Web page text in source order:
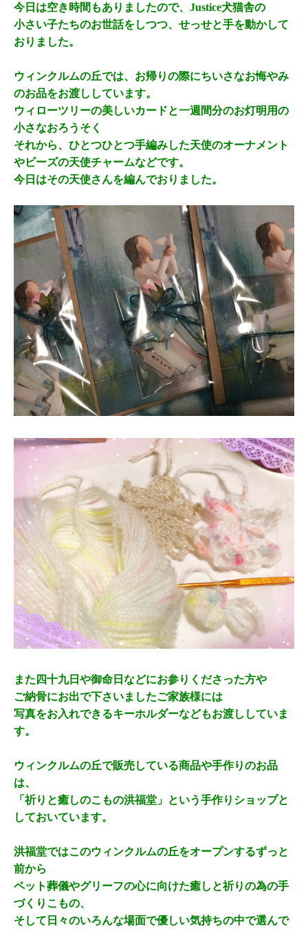
今日は空き時間もありましたので、Justice犬猫舎の
小さい子たちのお世話をしつつ、せっせと手を動かして
おりました。
ウィンクルムの丘では、お帰りの際にちいさなお悔やみ
のお品をお渡ししています。
ウィローツリーの美しいカードと一週間分のお灯明用の
小さなおろうそく
それから、ひとつひとつ手編みした天使のオーナメント
やビーズの天使チャームなどです。
今日はその天使さんを編んでおりました。
また四十九日や御命日などにお参りくださった方や
ご納骨にお出で下さいましたご家族様には
写真をお入れできるキーホルダーなどもお渡ししていま
す。
ウィンクルムの丘で販売している商品や手作りのお品
は、
「祈りと癒しのこもの洪福堂」という手作りショップと
しておいています。
洪福堂ではこのウィンクルムの丘をオープンするずっと
前から
ペット葬儀やグリーフの心に向けた癒しと祈りの為の手
づくりこもの、
そして日々のいろんな場面で優しい気持ちの中で選んで